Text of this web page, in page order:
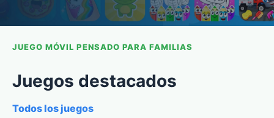
JUEGO MÓVIL PENSADO PARA FAMILIAS
Juegos destacados
Todos los juegos